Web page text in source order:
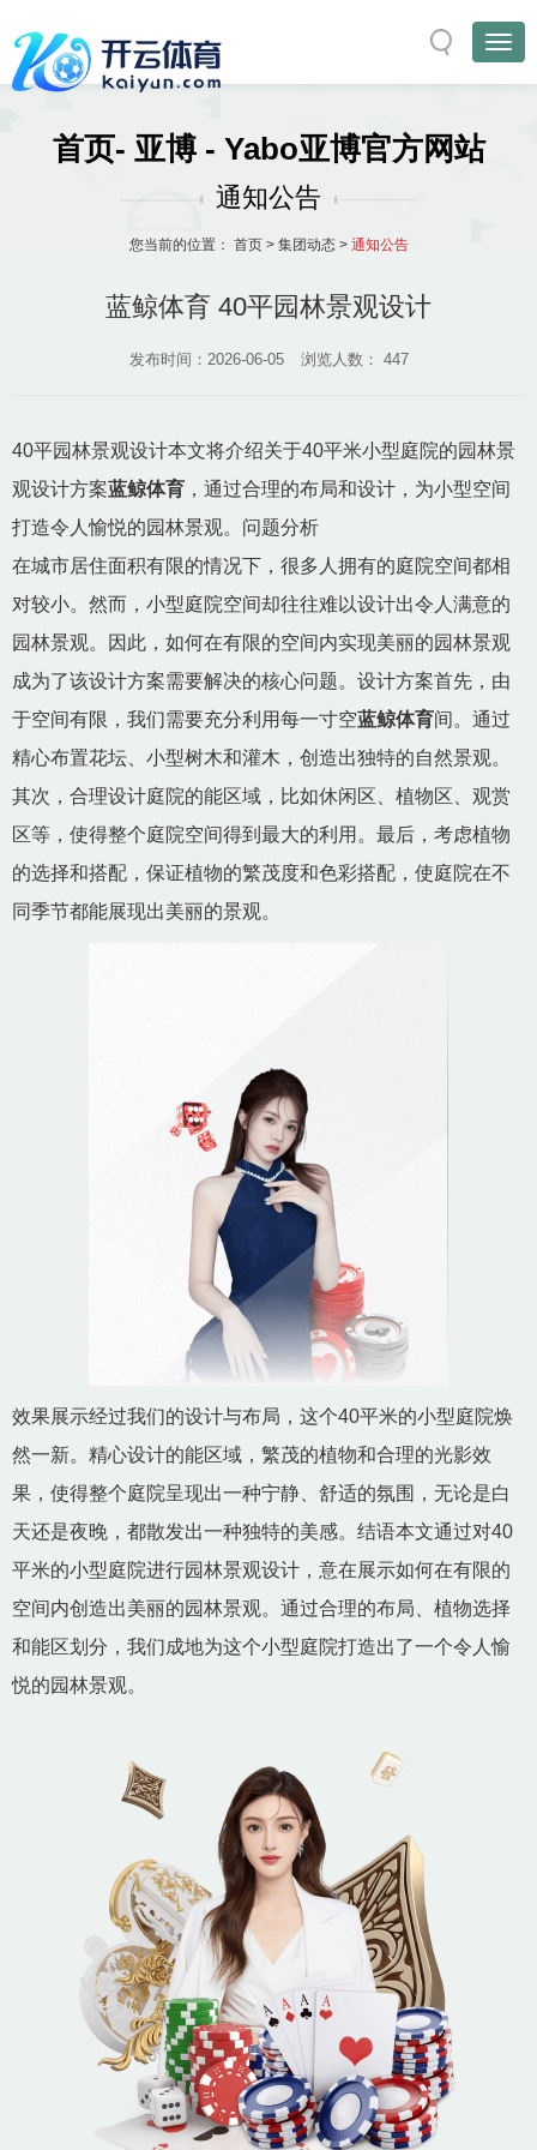
首页- 亚博 - Yabo亚博官方网站
通知公告
您当前的位置： 首页> 集团动态> 通知公告
蓝鲸体育 40平园林景观设计
发布时间：2026-06-05 浏览人数： 447
40平园林景观设计本文将介绍关于40平米小型庭院的园林景
观设计方案蓝鲸体育 ，通过合理的布局和设计，为小型空间
打造令人愉悦的园林景观。问题分析
在城市居住面积有限的情况下，很多人拥有的庭院空间都相
对较小。然而，小型庭院空间却往往难以设计出令人满意的
园林景观。因此，如何在有限的空间内实现美丽的园林景观
成为了该设计方案需要解决的核心问题。设计方案首先，由
于空间有限，我们需要充分利用每一寸空蓝鲸体育间。通过
精心布置花坛、小型树木和灌木，创造出独特的自然景观。
其次，合理设计庭院的能区域，比如休闲区、植物区、观赏
区等，使得整个庭院空间得到最大的利用。最后，考虑植物
的选择和搭配，保证植物的繁茂度和色彩搭配，使庭院在不
同季节都能展现出美丽的景观。
效果展示经过我们的设计与布局，这个40平米的小型庭院焕
然一新。精心设计的能区域，繁茂的植物和合理的光影效
果，使得整个庭院呈现出一种宁静、舒适的氛围，无论是白
天还是夜晚，都散发出一种独特的美感。结语本文通过对40
平米的小型庭院进行园林景观设计，意在展示如何在有限的
空间内创造出美丽的园林景观。通过合理的布局、植物选择
和能区划分，我们成地为这个小型庭院打造出了一个令人愉
悦的园林景观。